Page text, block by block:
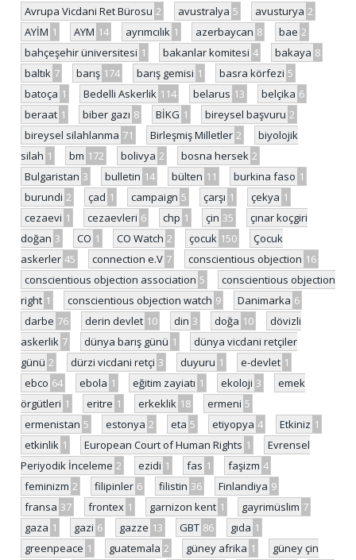
Avrupa Vicdani Ret Bürosu 2 avustralya 5 avusturya 2
AYİM 1 AYM 14 ayrımcılık 1 azerbaycan 8 bae 2
bahçeşehir üniversitesi 1 bakanlar komitesi 4 bakaya 8
baltık 7 barış 174 barış gemisi 1 basra körfezi 5
batoça 1 Bedelli Askerlik 114 belarus 13 belçika 6
beraat 1 biber gazı 8 BİKG 1 bireysel başvuru 2
bireysel silahlanma 71 Birleşmiş Milletler 2
biyolojik
silah 1 bm 172 bolivya 2 bosna hersek 2
Bulgaristan 3 bulletin 14 bülten 11 burkina faso 1
burundi 2 çad 1 campaign 5 çarşı 1 çekya 1
cezaevi 1 cezaevleri 6 chp 1 çin 35
çınar koçgiri
doğan 3 CO 1 CO Watch 2 çocuk 150
Çocuk
askerler 45 connection e.V 7 conscientious objection 16
conscientious objection association 5
conscientious objection
right 1 conscientious objection watch 9 Danimarka 6
darbe 76 derin devlet 10 din 3 doğa 10
dövizli
askerlik 7 dünya barış günü 1
dünya vicdani retçiler
günü 2 dürzi vicdani retçi 3 duyuru 1 e-devlet 1
ebco 64 ebola 1 eğitim zayiatı 1 ekoloji 3
emek
örgütleri 1 eritre 1 erkeklik 18 ermeni 5
ermenistan 5 estonya 2 eta 5 etiyopya 4 Etkiniz 1
etkinlik 1 European Court of Human Rights 1
Evrensel
Periyodik İnceleme 2 ezidi 1 fas 1 faşizm 4
feminizm 2 filipinler 6 filistin 36 Finlandiya 9
fransa 37 frontex 1 garnizon kent 1 gayrimüslim 7
gaza 1 gazi 6 gazze 13 GBT 86 gıda 1
greenpeace 1 guatemala 2 güney afrika 1
güney çin